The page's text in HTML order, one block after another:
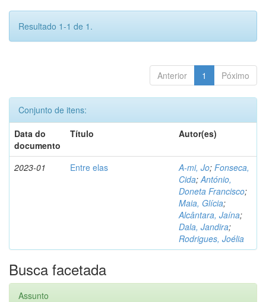
Resultado 1-1 de 1.
Anterior 1 Póximo
Conjunto de itens:
Data do
documento
Título Autor(es)
2023-01 Entre elas A-mi, Jo; Fonseca,
Cida;António,
Doneta Francisco;
Maia, Glícia;
Alcântara, Jaína;
Dala, Jandira;
Rodrigues, Joélia
Busca facetada
Assunto